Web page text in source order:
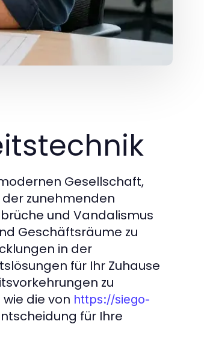
Gesellschaft,
zunehmenden
und Vandalismus
Geschäftsräume zu
in der
für Ihr Zuhause
zu
die von https://siego-
für Ihre